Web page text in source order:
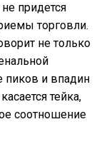
придется
торговли.
не только
пиков и впадин
тейка,
соотношение